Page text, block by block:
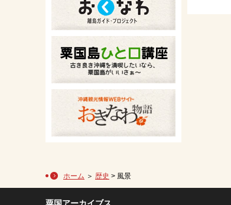
ホーム ＞ 歴史 > 風景